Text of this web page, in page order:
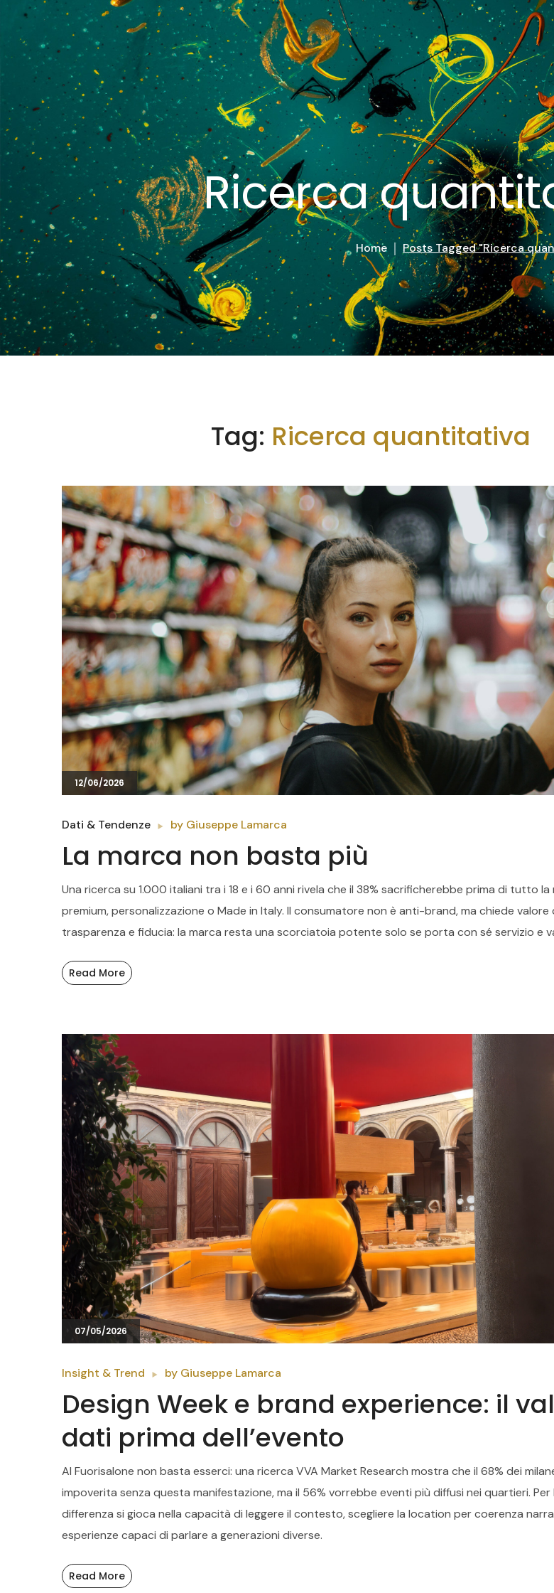
Ricerca
Home Posts Tagged "Ricerca
Tag: Ricerca quantitativa
12/06/2026
Dati & Tendenze by Giuseppe Lamarca
La marca non basta più
Una ricerca su 1.000 italiani tra i 18 e i 60 anni rivela che il 38% sacrificherebbe prima di tutto
premium, personalizzazione o Made in Italy. Il consumatore non è anti-brand, ma chiede valore
trasparenza e fiducia: la marca resta una scorciatoia potente solo se porta con sé servizio e
Read More
07/05/2026
Insight & Trend by Giuseppe Lamarca
Design Week e brand experience: il
dati prima dell’evento
Al Fuorisalone non basta esserci: una ricerca VVA Market Research mostra che il 68% dei
impoverita senza questa manifestazione, ma il 56% vorrebbe eventi più diffusi nei quartieri. Per
differenza si gioca nella capacità di leggere il contesto, scegliere la location per coerenza
esperienze capaci di parlare a generazioni diverse.
Read More